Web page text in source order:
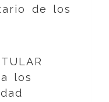
de los
los